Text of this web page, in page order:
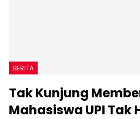
BERITA
Tak Kunjung
Mahasiswa UPI Tak